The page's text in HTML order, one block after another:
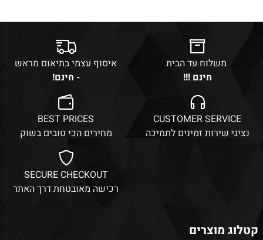
משלוח עד הבית
חינם !!!
איסוף עצמי בתיאום מראש
- חינם!
CUSTOMER SERVICE
נציגי שירות זמינים לתמיכה
BEST PRICES
מחירים הכי טובים בשוק
SECURE CHECKOUT
רכישה מאובטחת דרך האתר
קטלוג מוצרים